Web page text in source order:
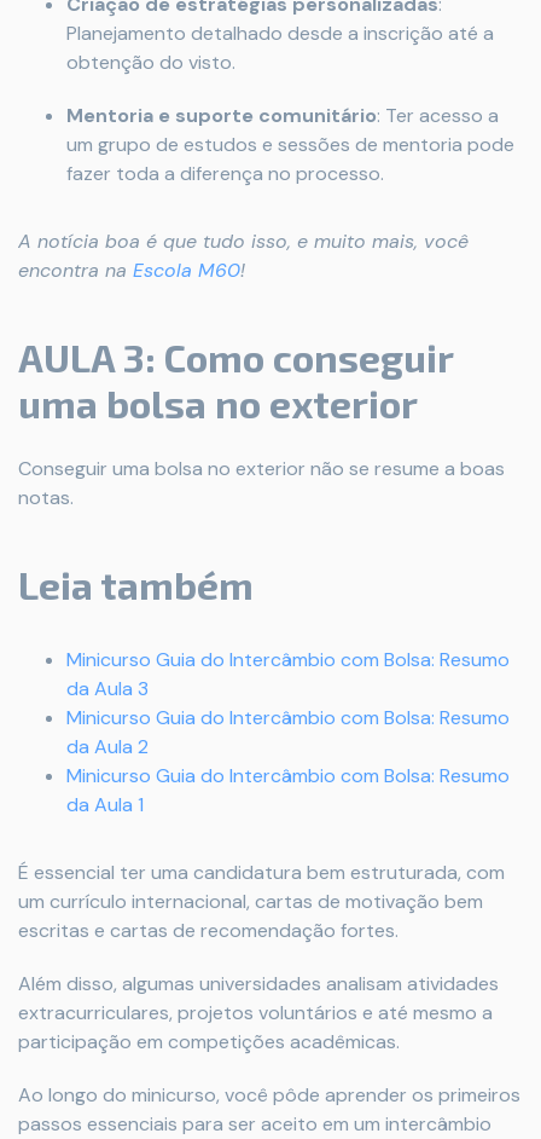
Planejamento detalhado desde a inscrição até a
obtenção do visto.
Mentoria e suporte comunitário: Ter acesso a
um grupo de estudos e sessões de mentoria pode
fazer toda a diferença no processo.
A notícia boa é que tudo isso, e muito mais, você
encontra na Escola M60!
AULA 3: Como conseguir
uma bolsa no exterior
Conseguir uma bolsa no exterior não se resume a boas
notas.
Leia também
Minicurso Guia do Intercâmbio com Bolsa: Resumo
da Aula 3
Minicurso Guia do Intercâmbio com Bolsa: Resumo
da Aula 2
Minicurso Guia do Intercâmbio com Bolsa: Resumo
da Aula 1
É essencial ter uma candidatura bem estruturada, com
um currículo internacional, cartas de motivação bem
escritas e cartas de recomendação fortes.
Além disso, algumas universidades analisam atividades
extracurriculares, projetos voluntários e até mesmo a
participação em competições acadêmicas.
Ao longo do minicurso, você pôde aprender os primeiros
passos essenciais para ser aceito em um intercâmbio